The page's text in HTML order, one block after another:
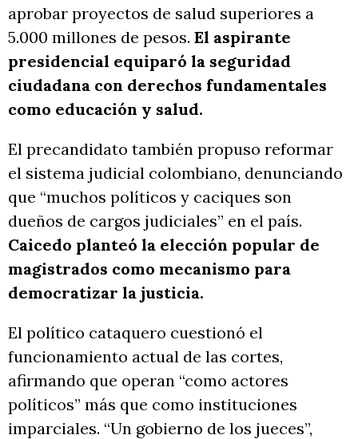
aprobar proyectos de salud superiores a
5.000 millones de pesos. El aspirante
presidencial equiparó la seguridad
ciudadana con derechos fundamentales
como educación y salud.
El precandidato también propuso reformar
el sistema judicial colombiano, denunciando
que “muchos políticos y caciques son
dueños de cargos judiciales” en el país.
Caicedo planteó la elección popular de
magistrados como mecanismo para
democratizar la justicia.
El político cataquero cuestionó el
funcionamiento actual de las cortes,
afirmando que operan “como actores
políticos” más que como instituciones
imparciales. “Un gobierno de los jueces”,